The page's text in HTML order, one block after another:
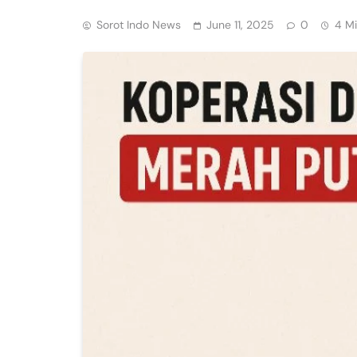
Sorot Indo News June 11, 2025 0 4